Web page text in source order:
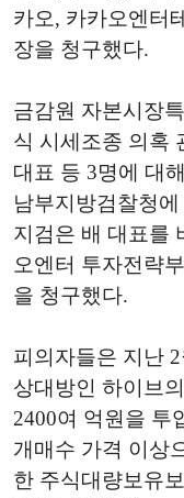
카오, 카카오엔터
장을 청구했다.
금감원 자본시장
식 시세조종 의혹
대표 등 3명에 대
남부지방검찰청
지검은 배 대표를
오엔터 투자전략
을 청구했다.
피의자들은 지난
상대방인 하이브
2400여 억원을 투
개매수 가격 이상
한 주식대량보유